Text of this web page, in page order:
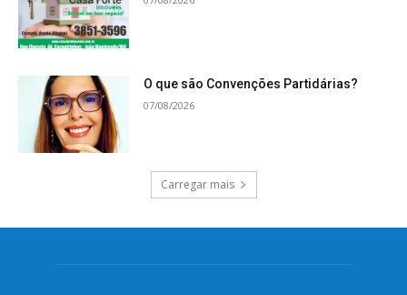
O que são Convenções Partidárias?
07/08/2026
Carregar mais